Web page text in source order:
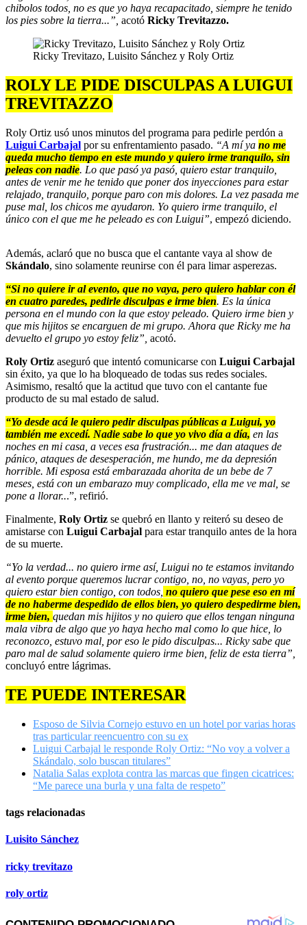
chibolos todos, no es que yo haya recapacitado, siempre he tenido
los pies sobre la tierra...”, acotó Ricky Trevitazzo.
Ricky Trevitazo, Luisito Sánchez y Roly Ortiz
ROLY LE PIDE DISCULPAS A LUIGUI
TREVITAZZO
Roly Ortiz usó unos minutos del programa para pedirle perdón a
Luigui Carbajal por su enfrentamiento pasado. “A mí ya no me
queda mucho tiempo en este mundo y quiero irme tranquilo, sin
peleas con nadie. Lo que pasó ya pasó, quiero estar tranquilo,
antes de venir me he tenido que poner dos inyecciones para estar
relajado, tranquilo, porque paro con mis dolores. La vez pasada me
puse mal, los chicos me ayudaron. Yo quiero irme tranquilo, el
único con el que me he peleado es con Luigui”, empezó diciendo.
Además, aclaró que no busca que el cantante vaya al show de
Skándalo, sino solamente reunirse con él para limar asperezas.
“Si no quiere ir al evento, que no vaya, pero quiero hablar con él
en cuatro paredes, pedirle disculpas e irme bien. Es la única
persona en el mundo con la que estoy peleado. Quiero irme bien y
que mis hijitos se encarguen de mi grupo. Ahora que Ricky me ha
devuelto el grupo yo estoy feliz”, acotó.
Roly Ortiz aseguró que intentó comunicarse con Luigui Carbajal
sin éxito, ya que lo ha bloqueado de todas sus redes sociales.
Asimismo, resaltó que la actitud que tuvo con el cantante fue
producto de su mal estado de salud.
“Yo desde acá le quiero pedir disculpas públicas a Luigui, yo
también me excedí. Nadie sabe lo que yo vivo día a día, en las
noches en mi casa, a veces esa frustración... me dan ataques de
pánico, ataques de desesperación, me hundo, me da depresión
horrible. Mi esposa está embarazada ahorita de un bebe de 7
meses, está con un embarazo muy complicado, ella me ve mal, se
pone a llorar...”, refirió.
Finalmente, Roly Ortiz se quebró en llanto y reiteró su deseo de
amistarse con Luigui Carbajal para estar tranquilo antes de la hora
de su muerte.
“Yo la verdad... no quiero irme así, Luigui no te estamos invitando
al evento porque queremos lucrar contigo, no, no vayas, pero yo
quiero estar bien contigo, con todos, no quiero que pese eso en mí
de no haberme despedido de ellos bien, yo quiero despedirme bien,
irme bien, quedan mis hijitos y no quiero que ellos tengan ninguna
mala vibra de algo que yo haya hecho mal como lo que hice, lo
reconozco, estuvo mal, por eso le pido disculpas... Ricky sabe que
paro mal de salud solamente quiero irme bien, feliz de esta tierra”,
concluyó entre lágrimas.
TE PUEDE INTERESAR
Esposo de Silvia Cornejo estuvo en un hotel por varias horas
tras particular reencuentro con su ex
Luigui Carbajal le responde Roly Ortiz: “No voy a volver a
Skándalo, solo buscan titulares”
Natalia Salas explota contra las marcas que fingen cicatrices:
“Me parece una burla y una falta de respeto”
tags relacionadas
Luisito Sánchez
ricky trevitazo
roly ortiz